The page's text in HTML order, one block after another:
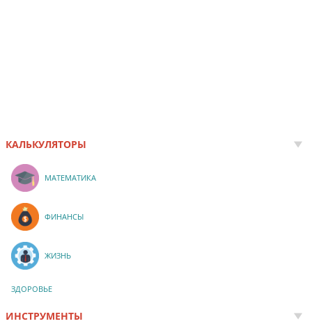
КАЛЬКУЛЯТОРЫ
МАТЕМАТИКА
ФИНАНСЫ
ЖИЗНЬ
ЗДОРОВЬЕ
ИНСТРУМЕНТЫ